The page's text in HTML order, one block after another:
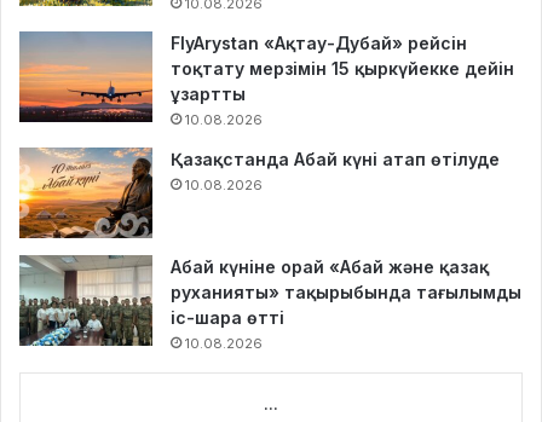
10.08.2026
FlyArystan «Ақтау-Дубай» рейсін
тоқтату мерзімін 15 қыркүйекке дейін
ұзартты
10.08.2026
Қазақстанда Абай күні атап өтілуде
10.08.2026
Абай күніне орай «Абай және қазақ
руханияты» тақырыбында тағылымды
іс-шара өтті
10.08.2026
...